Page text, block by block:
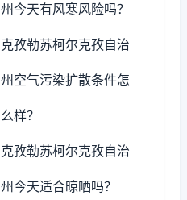
州今天有风寒风险吗？
克孜勒苏柯尔克孜自治
州空气污染扩散条件怎
么样？
克孜勒苏柯尔克孜自治
州今天适合晾晒吗？